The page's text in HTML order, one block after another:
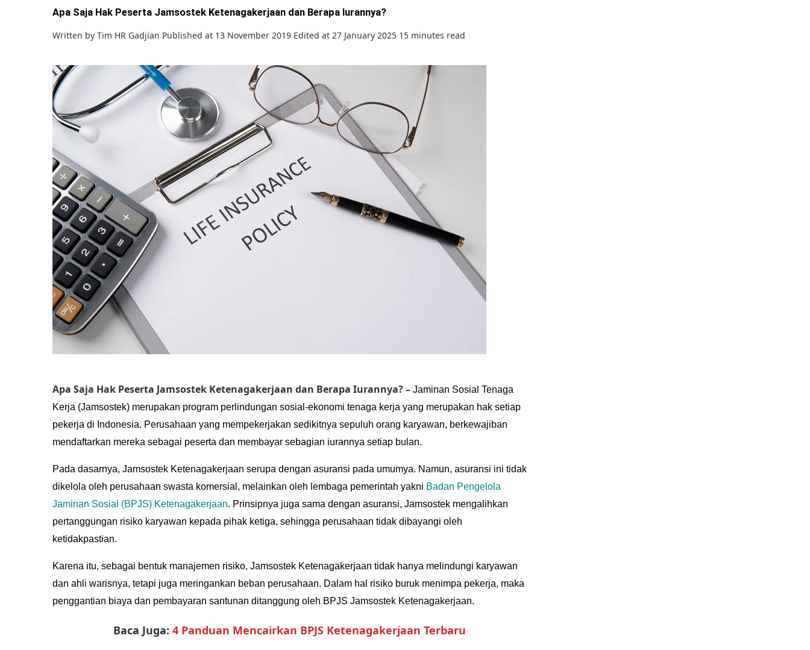
Apa Saja Hak Peserta Jamsostek Ketenagakerjaan dan Berapa Iurannya?
Written by Tim HR Gadjian Published at 13 November 2019 Edited at 27 January 2025 15 minutes read
Apa Saja Hak Peserta Jamsostek Ketenagakerjaan dan Berapa Iurannya? – Jaminan Sosial Tenaga
Kerja (Jamsostek) merupakan program perlindungan sosial-ekonomi tenaga kerja yang merupakan hak setiap
pekerja di Indonesia. Perusahaan yang mempekerjakan sedikitnya sepuluh orang karyawan, berkewajiban
mendaftarkan mereka sebagai peserta dan membayar sebagian iurannya setiap bulan.
Pada dasarnya, Jamsostek Ketenagakerjaan serupa dengan asuransi pada umumya. Namun, asuransi ini tidak
dikelola oleh perusahaan swasta komersial, melainkan oleh lembaga pemerintah yakni Badan Pengelola
Jaminan Sosial (BPJS) Ketenagakerjaan. Prinsipnya juga sama dengan asuransi, Jamsostek mengalihkan
pertanggungan risiko karyawan kepada pihak ketiga, sehingga perusahaan tidak dibayangi oleh
ketidakpastian.
Karena itu, sebagai bentuk manajemen risiko, Jamsostek Ketenagakerjaan tidak hanya melindungi karyawan
dan ahli warisnya, tetapi juga meringankan beban perusahaan. Dalam hal risiko buruk menimpa pekerja, maka
penggantian biaya dan pembayaran santunan ditanggung oleh BPJS Jamsostek Ketenagakerjaan.
Baca Juga:4 Panduan Mencairkan BPJS Ketenagakerjaan Terbaru